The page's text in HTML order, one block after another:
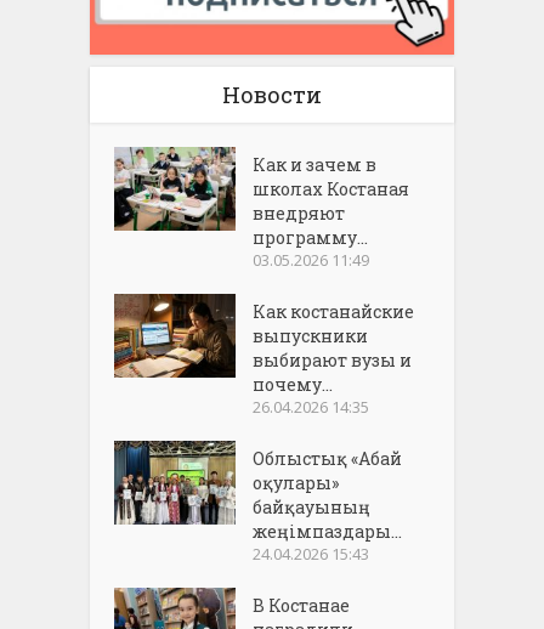
Новости
Как и зачем в
школах Костаная
внедряют
программу...
03.05.2026 11:49
Как костанайские
выпускники
выбирают вузы и
почему...
26.04.2026 14:35
Облыстық «Абай
оқулары»
байқауының
жеңімпаздары...
24.04.2026 15:43
В Костанае